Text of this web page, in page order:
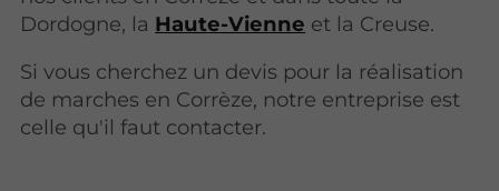
Dordogne, la Haute-Vienne et la Creuse.
Si vous cherchez un devis pour la réalisation
de marches en Corrèze, notre entreprise est
celle qu'il faut contacter.